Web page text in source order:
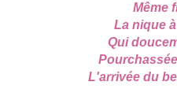
Même
La nique
Qui
L'arrivée du